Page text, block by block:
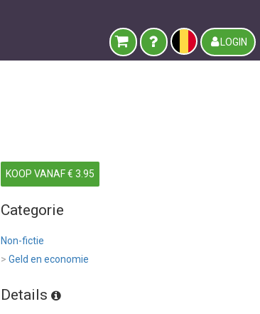
LOGIN
KOOP VANAF € 3.95
Categorie
Non-fictie
> Geld en economie
Details